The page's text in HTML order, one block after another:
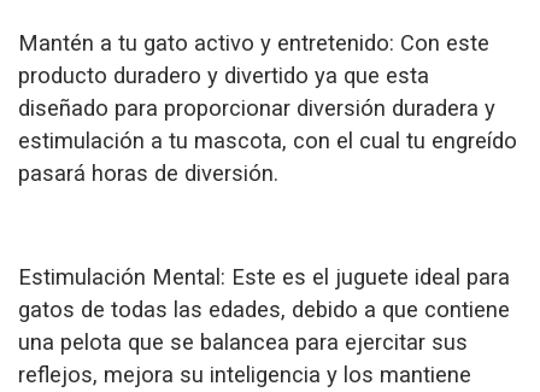
Mantén a tu gato activo y entretenido: Con este
producto duradero y divertido ya que esta
diseñado para proporcionar diversión duradera y
estimulación a tu mascota, con el cual tu engreído
pasará horas de diversión.
Estimulación Mental: Este es el juguete ideal para
gatos de todas las edades, debido a que contiene
una pelota que se balancea para ejercitar sus
reflejos, mejora su inteligencia y los mantiene